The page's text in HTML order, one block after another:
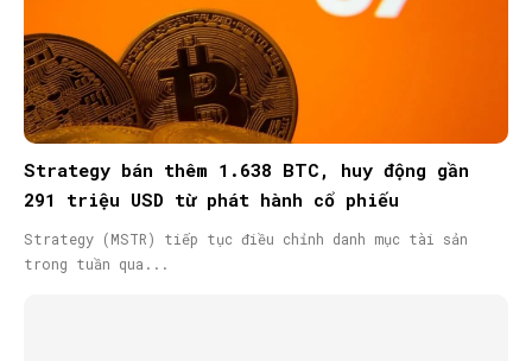
Strategy bán thêm 1.638 BTC, huy động gần
291 triệu USD từ phát hành cổ phiếu
Strategy (MSTR) tiếp tục điều chỉnh danh mục tài sản
trong tuần qua...